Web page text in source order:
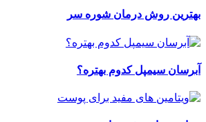
بهترین روش درمان شوره سر
آبرسان سیمپل کدوم بهتره؟